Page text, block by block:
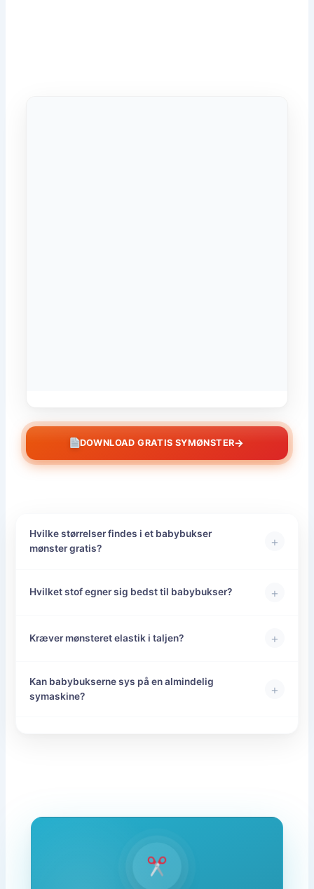
DOWNLOAD GRATIS SYMØNSTER→
Hvilke størrelser findes i et babybukser
mønster gratis?
+
Hvilket stof egner sig bedst til babybukser? +
Kræver mønsteret elastik i taljen? +
Kan babybukserne sys på en almindelig
symaskine?
+